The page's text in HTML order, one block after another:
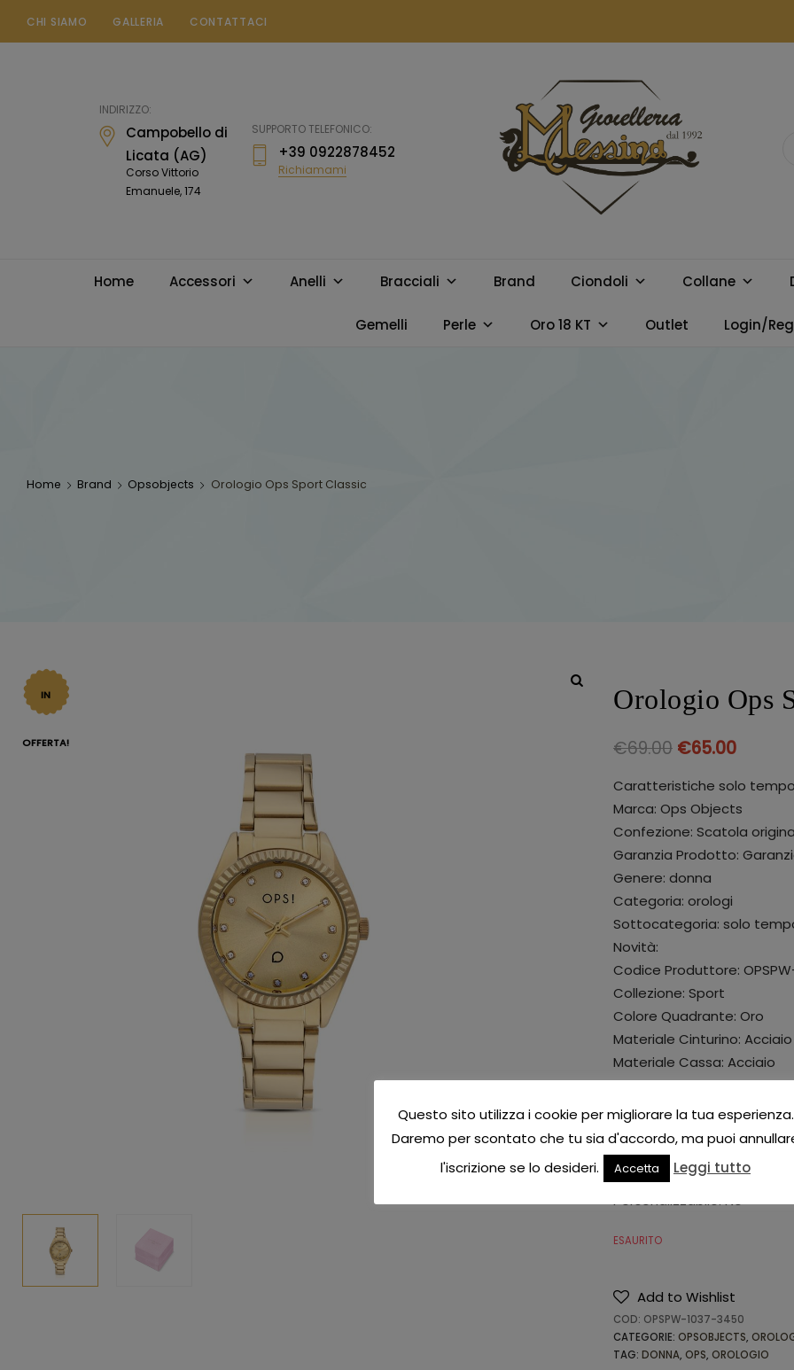
CHI SIAMO GALLERIA CONTATTACI
INDIRIZZO:
Campobello di
Licata (AG)
Corso Vittorio
Emanuele, 174
SUPPORTO TELEFONICO:
+39 0922878452
Richiamami
MESSINA
CAMPOBELLO
migliori marchi.
Home Accessori Anelli Bracciali Brand Ciondoli Collane
Gemelli Perle Oro 18 KT Outlet Login/
Home Brand Opsobjects Orologio Ops Sport Classic
IN
OFFERTA!
Orologio Ops
€69.00 €65.00
Caratteristiche solo tempo
Marca: Ops Objects
Confezione: Scatola
Garanzia Prodotto:
Genere: donna
Categoria: orologi
Sottocategoria: solo
Novità:
Codice Produttore:
Collezione: Sport
Colore Quadrante: Oro
Materiale Cinturino: Acciaio
Materiale Cassa: Acciaio
Dimensione della Cassa:
Colore del Cinturino: Oro
Indici: Pietre
Forma Orologio: Rotonda
Stile Orologio: Con pietre
Personalizzabile: No
ESAURITO
Add to Wishlist
COD: OPSPW-1037-3450
CATEGORIE: OPSOBJECTS,
TAG: DONNA, OPS, OROLOGIO
Questo sito utilizza i cookie per migliorare la tua esperienza.
Daremo per scontato che tu sia d'accordo, ma puoi
l'iscrizione se lo desideri.
Accetta Leggi tutto